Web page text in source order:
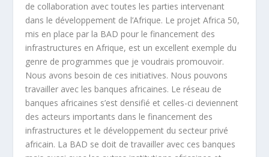
de collaboration avec toutes les parties intervenant
dans le développement de l’Afrique. Le projet Africa 50,
mis en place par la BAD pour le financement des
infrastructures en Afrique, est un excellent exemple du
genre de programmes que je voudrais promouvoir.
Nous avons besoin de ces initiatives. Nous pouvons
travailler avec les banques africaines. Le réseau de
banques africaines s’est densifié et celles-ci deviennent
des acteurs importants dans le financement des
infrastructures et le développement du secteur privé
africain. La BAD se doit de travailler avec ces banques